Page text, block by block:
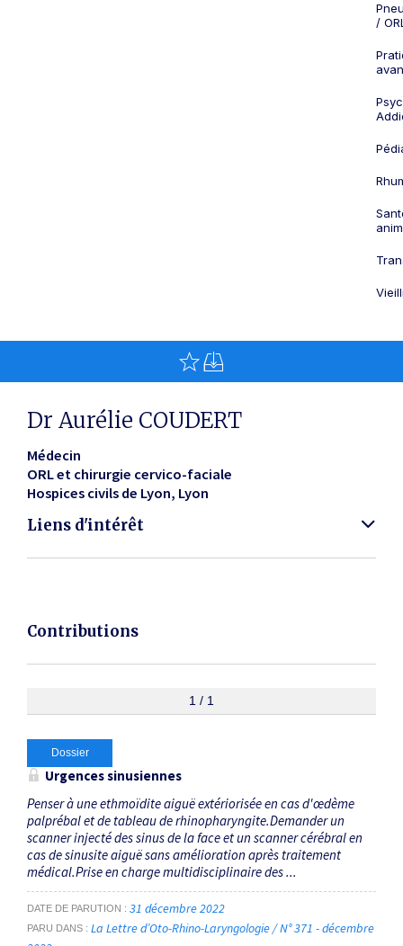
/
Dr Aurélie COUDERT
Médecin
ORL et chirurgie cervico-faciale
Hospices civils de Lyon Lyon
Liens d'intérêt
Contributions
1 / 1
Dossier
Urgences sinusiennes
Penser à une ethmoïdite aiguë extériorisée en cas d'œdème
palprébal et de tableau de rhinopharyngite.Demander un
scanner injecté des sinus de la face et un scanner cérébral en
cas de sinusite aiguë sans amélioration après traitement
médical.Prise en charge multidisciplinaire des ...
DATE DE PARUTION 31 décembre 2022
PARU DANS
La Lettre d’Oto-Rhino-Laryngologie / N° 371 - décembre